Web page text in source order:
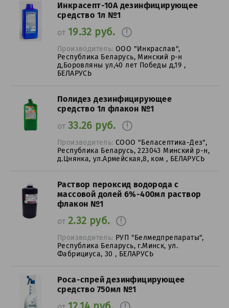
Инкрасепт-10А дезинфицирующее
средство 1л №1
от 19.32 руб.
Производитель:ООО "Инкраслав",
Республика Беларусь, Минский р-н
д,Боровляны ул,40 лет Победы д,19 ,
БЕЛАРУСЬ
Полидез дезинфицирующее
средство 1л флакон №1
от 33.26 руб.
Производитель:СООО "Беласептика-Дез",
Республика Беларусь, 223043 Минский р-н,
д.Цнянка, ул.Армейская,8, ком , БЕЛАРУСЬ
Раствор пероксид водорода с
массовой долей 6%-400мл раствор
флакон №1
от 2.32 руб.
Производитель: РУП "Белмедпрепараты",
Республика Беларусь, г.Минск, ул.
Фабрициуса, 30 , БЕЛАРУСЬ
Роса-спрей дезинфицирующее
средство 750мл №1